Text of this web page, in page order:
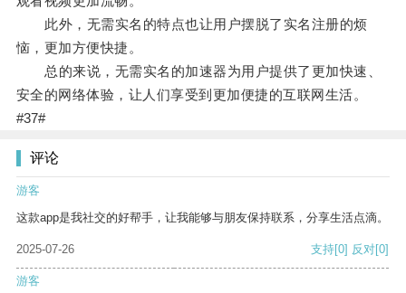
此外，无需实名的特点也让用户摆脱了实名注册的烦
恼，更加方便快捷。
总的来说，无需实名的加速器为用户提供了更加快速、
安全的网络体验，让人们享受到更加便捷的互联网生活。
#37#
评论
游客
这款app是我社交的好帮手，让我能够与朋友保持联系，分享生活点滴。
2025-07-26 支持[0] 反对[0]
游客